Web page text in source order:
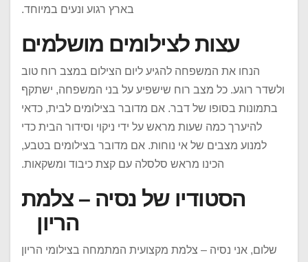
בארץ רגוע ונעים במיוחד.
עצות לצילומים מושלמים
הנחו את המשפחה להגיע ליום הצילום במצב רוח טוב
ולשדר רוגע. כל מצב רוח שישפיע על בני המשפחה, ישתקף
בתמונות בסופו של דבר. אם מדובר בצילומים לבית, כדאי
להיערך כמה שעות מראש על ידי ניקוי וסידור הבית כדי
למנוע מצבים של אי נוחות. אם מדובר בצילומים בטבע,
הכינו מראש סלסלה עם קצת כיבוד ומשקאות.
הסטודיו של נסיה – צלמת
הריון
שלום, אני נסיה – צלמת מקצועית המתמחה בצילומי הריון